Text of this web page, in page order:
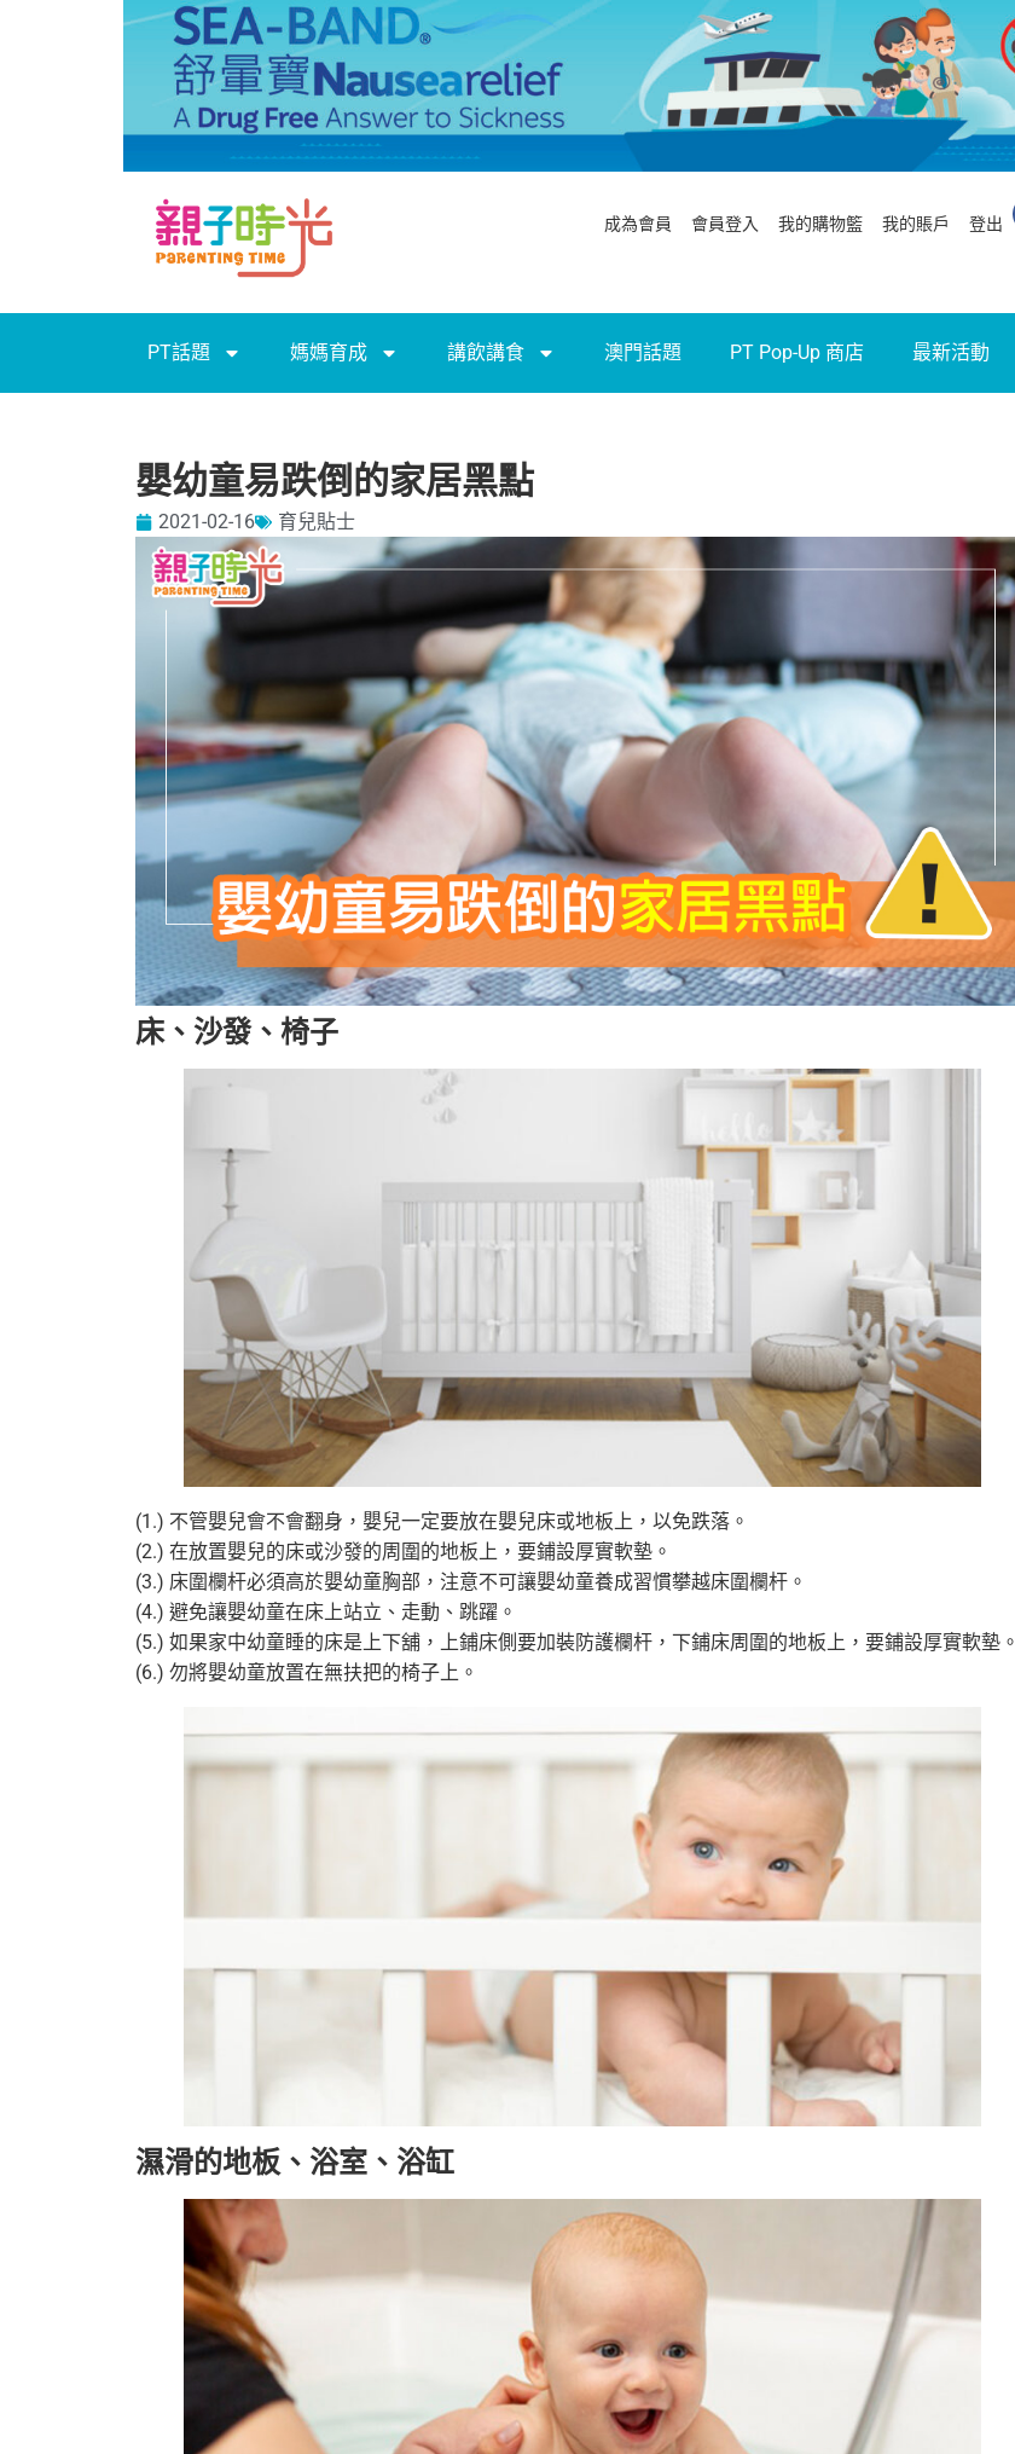
成為會員 會員登入 我的購物籃 我的賬戶 登出
PT話題 媽媽育成 講飲講食 澳門話題 PT Pop-Up 商店 最新活動
嬰幼童易跌倒的家居黑點
2021-02-16 育兒貼士
床、沙發、椅子
(1.) 不管嬰兒會不會翻身，嬰兒一定要放在嬰兒床或地板上，以免跌落。
(2.) 在放置嬰兒的床或沙發的周圍的地板上，要鋪設厚實軟墊。
(3.) 床圍欄杆必須高於嬰幼童胸部，注意不可讓嬰幼童養成習慣攀越床圍欄杆。
(4.) 避免讓嬰幼童在床上站立、走動、跳躍。
(5.) 如果家中幼童睡的床是上下舖，上鋪床側要加裝防護欄杆，下鋪床周圍的地板上，要鋪設厚實軟墊。
(6.) 勿將嬰幼童放置在無扶把的椅子上。
濕滑的地板、浴室、浴缸